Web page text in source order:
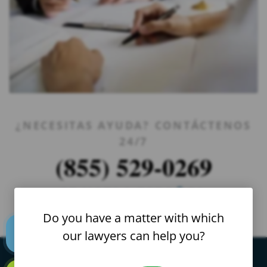
¿NECESITAS AYUDA? CONTÁCTENOS
24/7
(855) 529-0269
SE HABLA ESPAÑOL
Do you have a matter with which
our lawyers can help you?